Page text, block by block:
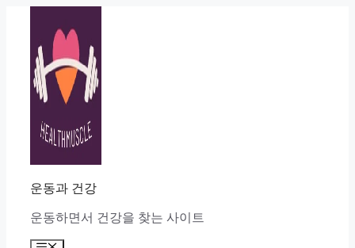
운동과 건강
운동하면서 건강을 찾는 사이트